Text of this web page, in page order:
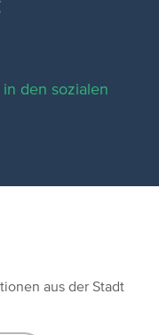
den sozialen
aus der Stadt